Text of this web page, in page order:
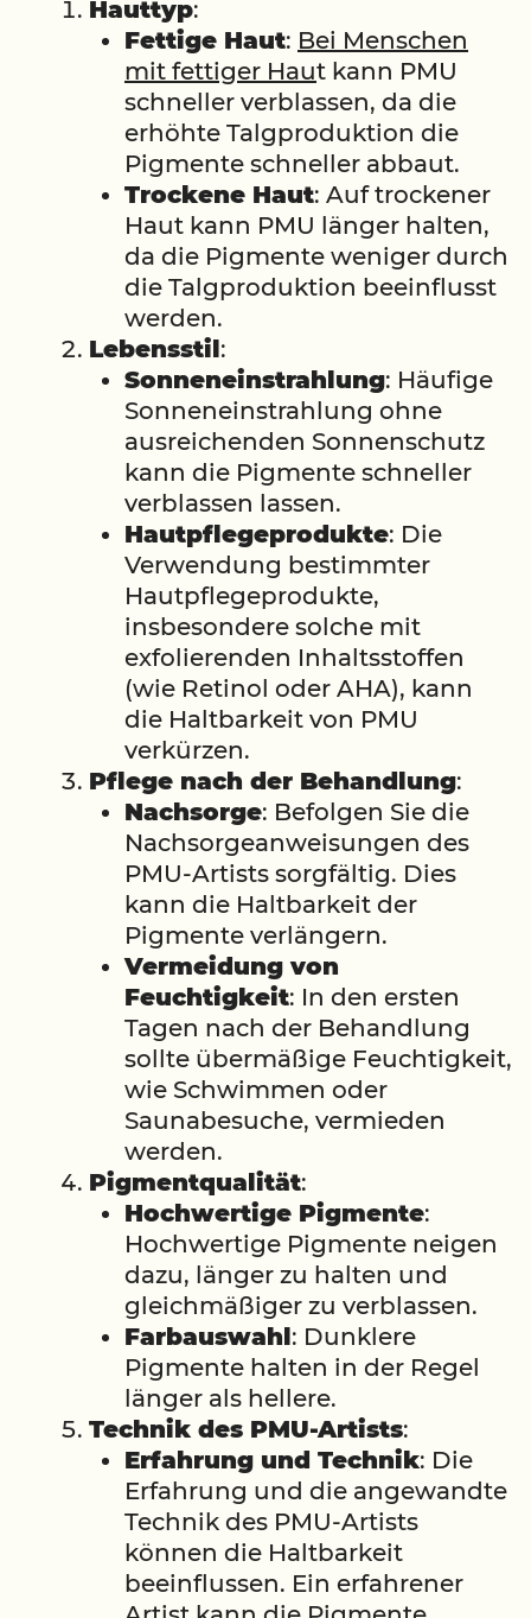
Hauttyp:
Fettige Haut: Bei Menschen
mit fettiger Haut kann PMU
schneller verblassen, da die
erhöhte Talgproduktion die
Pigmente schneller abbaut.
Trockene Haut: Auf trockener
Haut kann PMU länger halten,
da die Pigmente weniger durch
die Talgproduktion beeinflusst
werden.
Lebensstil:
Sonneneinstrahlung: Häufige
Sonneneinstrahlung ohne
ausreichenden Sonnenschutz
kann die Pigmente schneller
verblassen lassen.
Hautpflegeprodukte: Die
Verwendung bestimmter
Hautpflegeprodukte,
insbesondere solche mit
exfolierenden Inhaltsstoffen
(wie Retinol oder AHA), kann
die Haltbarkeit von PMU
verkürzen.
Pflege nach der Behandlung:
Nachsorge: Befolgen Sie die
Nachsorgeanweisungen des
PMU-Artists sorgfältig. Dies
kann die Haltbarkeit der
Pigmente verlängern.
Vermeidung von
Feuchtigkeit: In den ersten
Tagen nach der Behandlung
sollte übermäßige Feuchtigkeit,
wie Schwimmen oder
Saunabesuche, vermieden
werden.
Pigmentqualität:
Hochwertige Pigmente:
Hochwertige Pigmente neigen
dazu, länger zu halten und
gleichmäßiger zu verblassen.
Farbauswahl: Dunklere
Pigmente halten in der Regel
länger als hellere.
Technik des PMU-Artists:
Erfahrung und Technik: Die
Erfahrung und die angewandte
Technik des PMU-Artists
können die Haltbarkeit
beeinflussen. Ein erfahrener